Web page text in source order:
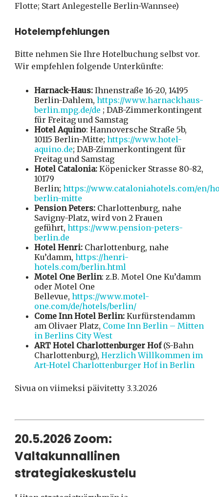
Flotte; Start Anlegestelle Berlin-Wannsee)
Hotelempfehlungen
Bitte nehmen Sie Ihre Hotelbuchung selbst vor.
Wir empfehlen folgende Unterkünfte:
Harnack-Haus: Ihnenstraße 16-20, 14195
Berlin-Dahlem, https://www.harnackhaus-
berlin.mpg.de/de ; DAB-Zimmerkontingent
für Freitag und Samstag
Hotel Aquino: Hannoversche Straße 5b,
10115 Berlin-Mitte; https://www.hotel-
aquino.de; DAB-Zimmerkontingent für
Freitag und Samstag
Hotel Catalonia: Köpenicker Strasse 80-82,
10179
Berlin; https://www.cataloniahotels.com/en/
berlin-mitte
Pension Peters: Charlottenburg, nahe
Savigny-Platz, wird von 2 Frauen
geführt, https://www.pension-peters-
berlin.de
Hotel Henri: Charlottenburg, nahe
Ku’damm, https://henri-
hotels.com/berlin.html
Motel One Berlin: z.B. Motel One Ku’damm
oder Motel One
Bellevue, https://www.motel-
one.com/de/hotels/berlin/
Come Inn Hotel Berlin: Kurfürstendamm
am Olivaer Platz, Come Inn Berlin – Mitten
in Berlins City West
ART Hotel Charlottenburger Hof(S-Bahn
Charlottenburg), Herzlich Willkommen im
Art-Hotel Charlottenburger Hof in Berlin
Sivua on viimeksi päivitetty 3.3.2026
20.5.2026 Zoom:
Valtakunnallinen
strategiakeskustelu